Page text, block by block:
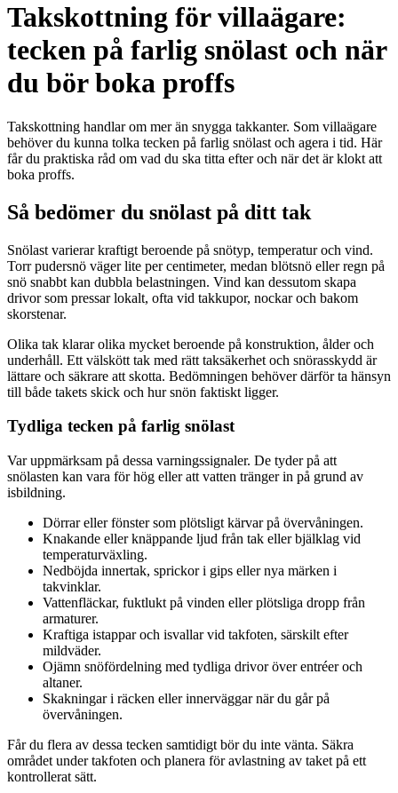
Takskottning för villaägare:
tecken på farlig snölast och när
du bör boka proffs
Takskottning handlar om mer än snygga takkanter. Som villaägare
behöver du kunna tolka tecken på farlig snölast och agera i tid. Här
får du praktiska råd om vad du ska titta efter och när det är klokt att
boka proffs.
Så bedömer du snölast på ditt tak
Snölast varierar kraftigt beroende på snötyp, temperatur och vind.
Torr pudersnö väger lite per centimeter, medan blötsnö eller regn på
snö snabbt kan dubbla belastningen. Vind kan dessutom skapa
drivor som pressar lokalt, ofta vid takkupor, nockar och bakom
skorstenar.
Olika tak klarar olika mycket beroende på konstruktion, ålder och
underhåll. Ett välskött tak med rätt taksäkerhet och snörasskydd är
lättare och säkrare att skotta. Bedömningen behöver därför ta hänsyn
till både takets skick och hur snön faktiskt ligger.
Tydliga tecken på farlig snölast
Var uppmärksam på dessa varningssignaler. De tyder på att
snölasten kan vara för hög eller att vatten tränger in på grund av
isbildning.
Dörrar eller fönster som plötsligt kärvar på övervåningen.
Knakande eller knäppande ljud från tak eller bjälklag vid
temperaturväxling.
Nedböjda innertak, sprickor i gips eller nya märken i
takvinklar.
Vattenfläckar, fuktlukt på vinden eller plötsliga dropp från
armaturer.
Kraftiga istappar och isvallar vid takfoten, särskilt efter
mildväder.
Ojämn snöfördelning med tydliga drivor över entréer och
altaner.
Skakningar i räcken eller innerväggar när du går på
övervåningen.
Får du flera av dessa tecken samtidigt bör du inte vänta. Säkra
området under takfoten och planera för avlastning av taket på ett
kontrollerat sätt.